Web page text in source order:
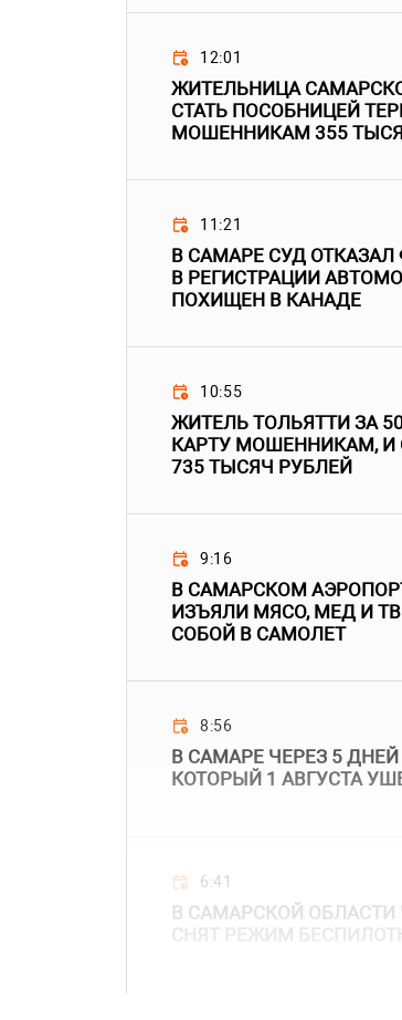
12:01
ЖИТЕЛЬНИЦА
СТАТЬ ПОСОБНИЦЕЙ
МОШЕННИКАМ 355
11:21
В САМАРЕ СУД
В РЕГИСТРАЦИИ
ПОХИЩЕН В КАНАДЕ
10:55
ЖИТЕЛЬ ТОЛЬЯТТИ ЗА
КАРТУ МОШЕННИКАМ, И
735 ТЫСЯЧ РУБЛЕЙ
9:16
В САМАРСКОМ
ИЗЪЯЛИ МЯСО, МЕД И
СОБОЙ В САМОЛЕТ
8:56
В САМАРЕ ЧЕРЕЗ 5
КОТОРЫЙ 1 АВГУСТА
6:41
В САМАРСКОЙ ОБЛАСТИ
СНЯТ РЕЖИМ